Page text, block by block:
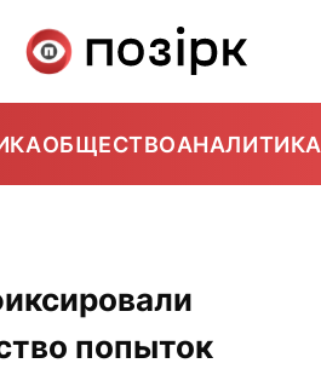
ОБЩЕСТВОАНАЛИТИКА
попыток